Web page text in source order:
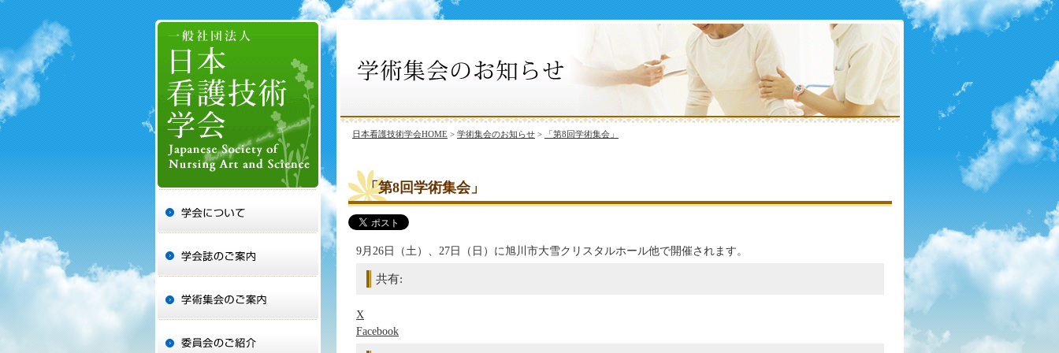
日本看護技術学会HOME > 学術集会のお知らせ > 「第8回学術集会」
「第8回学術集会」
9月26日（土）、27日（日）に旭川市大雪クリスタルホール他で開催されます。
共有:
X
Facebook